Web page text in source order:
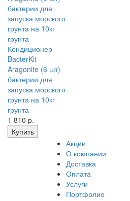
Кондиционер
BacterKit
Aragonite (6 шт)
бактерии для
запуска морского
грунта на 10кг
грунта
1 810 р.
Купить
Акции
О компании
Доставка
Оплата
Услуги
Портфолио